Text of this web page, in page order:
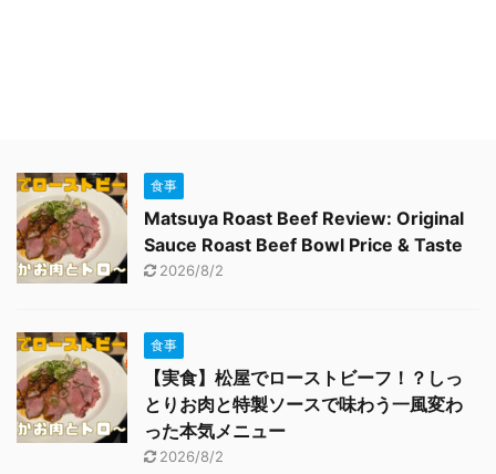
食事
Matsuya Roast Beef Review: Original
Sauce Roast Beef Bowl Price & Taste
2026/8/2
食事
【実食】松屋でローストビーフ！？しっ
とりお肉と特製ソースで味わう一風変わ
った本気メニュー
2026/8/2